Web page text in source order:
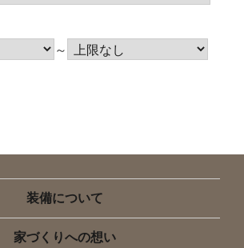
～
装備について
家づくりへの想い